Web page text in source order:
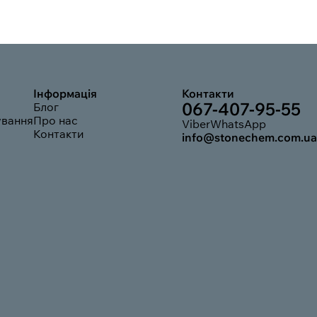
Інформація
Блог
Про нас
Контакти
Контакти
067-407-95-55
ViberWhatsApp
info@stonechem.com.ua